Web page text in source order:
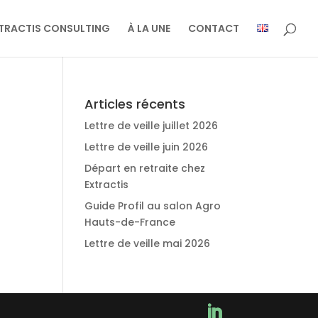
CONSULTING À LA UNE CONTACT
Articles récents
Lettre de veille juillet 2026
Lettre de veille juin 2026
Départ en retraite chez
Extractis
Guide Profil au salon Agro
Hauts-de-France
Lettre de veille mai 2026